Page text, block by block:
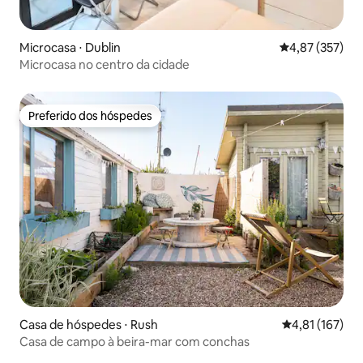
Microcasa ⋅ Dublin 4,87 de uma
4,87 (357)
Microcasa no centro da cidade
Preferido dos hóspedes
Preferido dos hóspedes
Casa de hóspedes ⋅ Rush 4,81 de uma
4,81 (167)
Casa de campo à beira-mar com conchas